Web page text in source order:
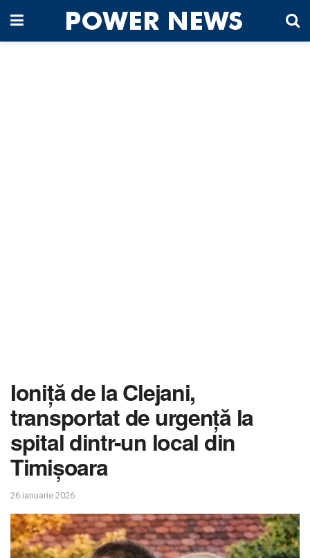
Ioniță de la Clejani,
transportat de urgență la
spital dintr-un local din
Timișoara
26 ianuarie 2026